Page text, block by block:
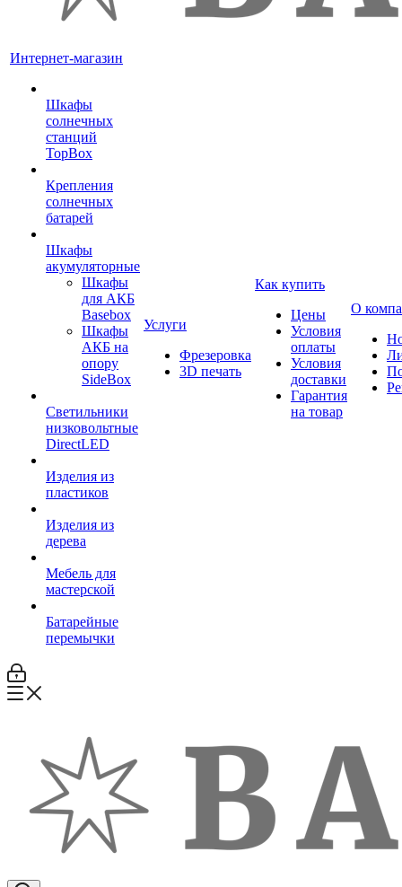
Интернет-магазин
Шкафы
солнечных
станций
TopBox
Крепления
солнечных
батарей
Шкафы
акумуляторные
Шкафы
для АКБ
Basebox
Шкафы
АКБ на
опору
SideBox
Светильники
низковольтные
DirectLED
Изделия из
пластиков
Изделия из
дерева
Мебель для
мастерской
Батарейные
перемычки
Услуги
Фрезеровка
3D печать
Как купить
Цены
Условия
оплаты
Условия
доставки
Гарантия
на товар
О